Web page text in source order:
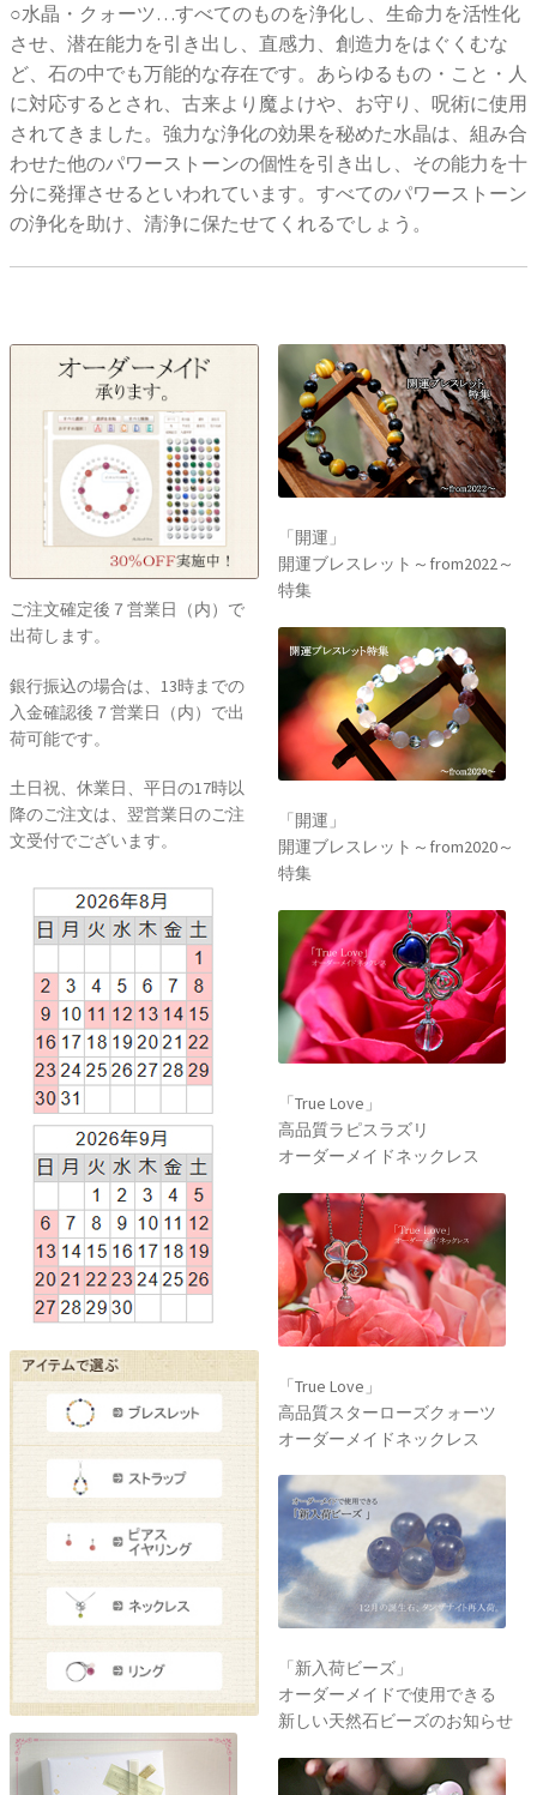
○水晶・クォーツ…すべてのものを浄化し、生命力を活性化
させ、潜在能力を引き出し、直感力、創造力をはぐくむな
ど、石の中でも万能的な存在です。あらゆるもの・こと・人
に対応するとされ、古来より魔よけや、お守り、呪術に使用
されてきました。強力な浄化の効果を秘めた水晶は、組み合
わせた他のパワーストーンの個性を引き出し、その能力を十
分に発揮させるといわれています。すべてのパワーストーン
の浄化を助け、清浄に保たせてくれるでしょう。
ご注文確定後７営業日（内）で
出荷します。
銀行振込の場合は、13時までの
入金確認後７営業日（内）で出
荷可能です。
土日祝、休業日、平日の17時以
降のご注文は、翌営業日のご注
文受付でございます。
「開運」
開運ブレスレット～from2022～
特集
「開運」
開運ブレスレット～from2020～
特集
「True Love」
高品質ラピスラズリ
オーダーメイドネックレス
「True Love」
高品質スターローズクォーツ
オーダーメイドネックレス
「新入荷ビーズ」
オーダーメイドで使用できる
新しい天然石ビーズのお知らせ